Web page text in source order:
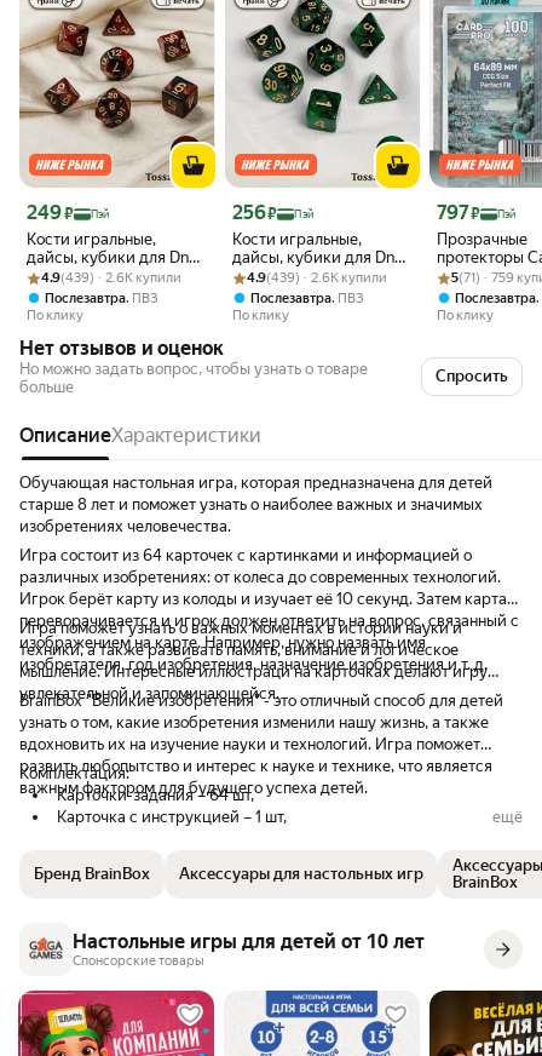
Кости игральные,
дайсы, кубики для DnD
(ДнД) 7 шт, Темно-
Красные
Цена 249 ₽
249₽ Пэй
Рейтинг товара: 4.9 из 5
Оценок: (439) · 2.6K купили
4.9(439) · 2.6K купили
Послезавтра, ПВЗ
По клику
Кости игральные,
дайсы, кубики для DnD
(ДнД) 7 шт. Темно-
зеленый
Цена 256 ₽
256₽ Пэй
Рейтинг товара: 4.9 из 5
Оценок: (439) · 2.6K купили
4.9(439) · 2.6K купили
Послезавтра, ПВЗ
По клику
Прозрачные
протекторы
Perfect Fit
64x89 мм 50
для карт
Цена 797 ₽
797₽ Пэй
Рейтинг
Оценок: (71) ·
5(71) · 759
Послезавтра,
По клику
Нет отзывов и оценок
Но можно задать вопрос, чтобы узнать о товаре
больше
Спросить
ОписаниеХарактеристики
Обучающая настольная игра, которая предназначена для детей
старше 8 лет и поможет узнать о наиболее важных и значимых
изобретениях человечества.
Игра состоит из 64 карточек с картинками и информацией о
различных изобретениях: от колеса до современных технологий.
Игрок берёт карту из колоды и изучает её 10 секунд. Затем карта
переворачивается и игрок должен ответить на вопрос, связанный с
изображением на карте. Например, нужно назвать имя
изобретателя, год изобретения, назначение изобретения и т. д.
Игра поможет узнать о важных моментах в истории науки и
техники, а также развивать память, внимание и логическое
мышление. Интересные иллюстраци на карточках делают игру
увлекательной и запоминающейся.
BrainBox "Великие изобретения" - это отличный способ для детей
узнать о том, какие изобретения изменили нашу жизнь, а также
вдохновить их на изучение науки и технологий. Игра поможет
развить любопытство и интерес к науке и технике, что является
важным фактором для будущего успеха детей.
Комплектация:
Карточки-задания – 64 шт,
Карточка с инструкцией – 1 шт,
ещё
Бренд BrainBox Аксессуары для настольных игр
BrainBox
Настольные игры для детей от 10 лет
Спонсорские товары